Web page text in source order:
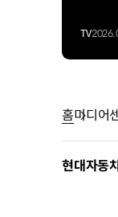
TV
홈미디어
현대자동